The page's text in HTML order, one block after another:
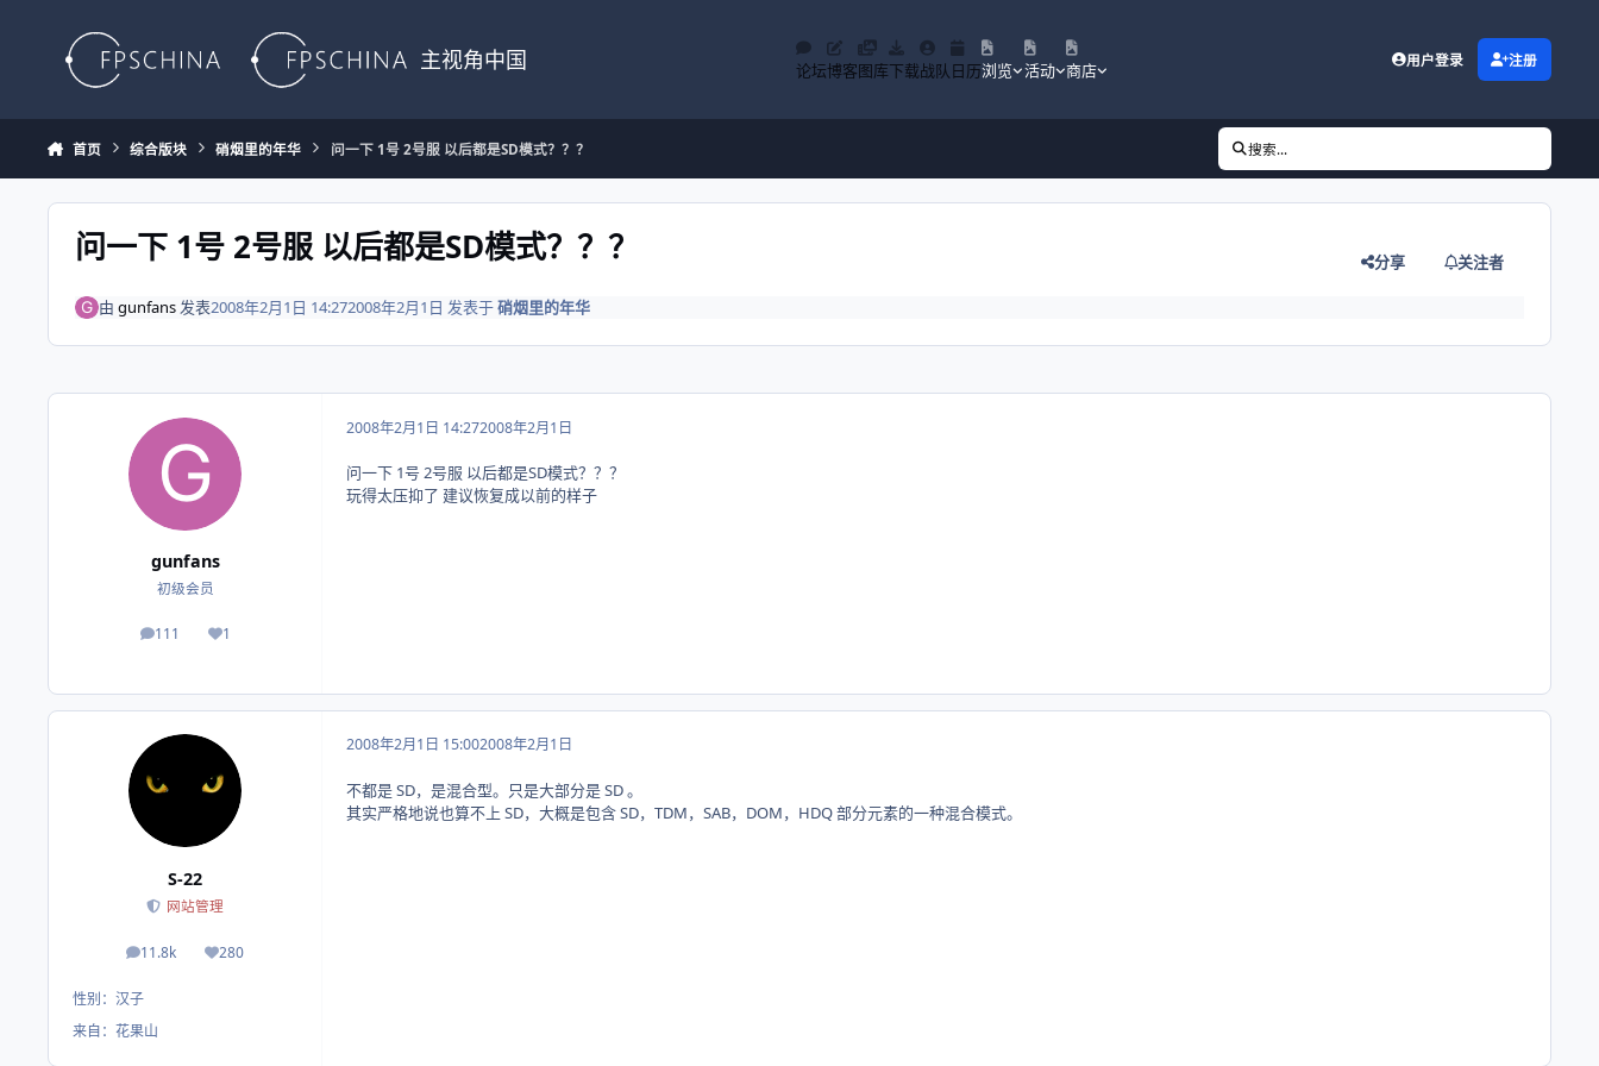
主视角中国 论坛博客图库下载战队 日历浏览 活动 商店
用户登录 注册
首页 综合版块 硝烟里的年华 问一下 1号 2号服 以后都是SD模式？？？ 搜索...
问一下 1号 2号服 以后都是SD模式？？？ 分享 关注者
由 gunfans发表2008年2月1日 14:272008年2月1日 发表于硝烟里的年华
gunfans
初级会员
111
帖子 1
荣誉积分
2008年2月1日 14:272008年2月1日
问一下 1号 2号服 以后都是SD模式？？？
玩得太压抑了 建议恢复成以前的样子
S-22
网站管理
11.8k
帖子 280
荣誉积分
性别： 汉子
来自： 花果山
2008年2月1日 15:002008年2月1日
不都是 SD，是混合型。只是大部分是 SD 。
其实严格地说也算不上 SD，大概是包含 SD，TDM，SAB，DOM，HDQ 部分元素的一种混合模式。